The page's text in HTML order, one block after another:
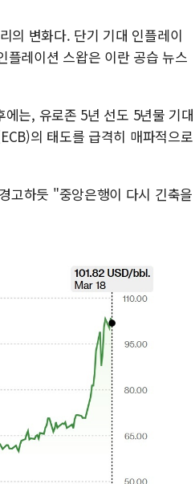
의 변화다. 단기 기대 인플레이
플레이션 스왑은 이란 공습 뉴스
는, 유로존 5년 선도 5년물 기대
의 태도를 급격히 매파적으로
고하듯 "중앙은행이 다시 긴축을